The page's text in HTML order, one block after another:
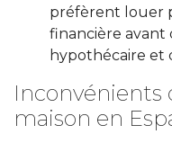
préfèrent louer
financière
hypothécaire et
Inconvénients
maison en